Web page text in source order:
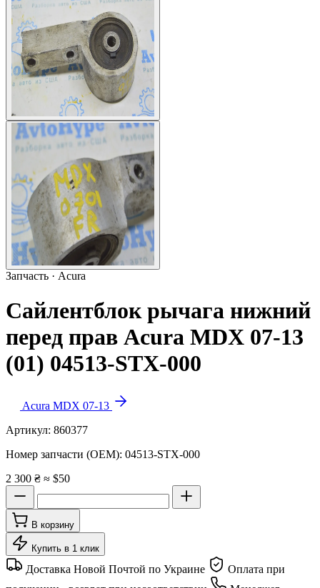
Запчасть · Acura
Сайлентблок рычага нижний
перед прав Acura MDX 07-13
(01) 04513-STX-000
Acura MDX 07-13
Артикул: 860377
Номер запчасти (OEM): 04513-STX-000
2 300 ₴ ≈ $50
В корзину
Купить в 1 клик
Доставка Новой Почтой по Украине
Оплата при